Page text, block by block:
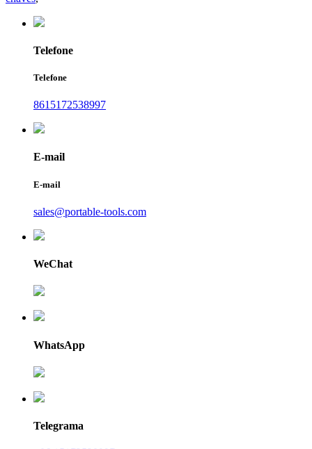
Telefone
Telefone
8615172538997
E-mail
E-mail
sales@portable-tools.com
WeChat
WhatsApp
Telegrama